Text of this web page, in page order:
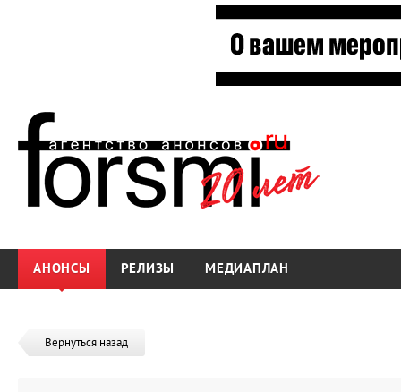
АНОНСЫ РЕЛИЗЫ МЕДИАПЛАН
Вернуться назад